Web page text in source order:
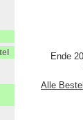
Ende
Alle